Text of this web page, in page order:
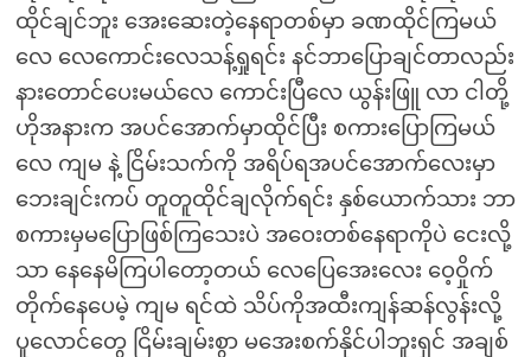
ထိုင်ချင်ဘူး အေးဆေးတဲ့နေရာတစ်မှာ ခဏထိုင်ကြမယ်
လေ လေကောင်းလေသန့်ရှုရင်း နင်ဘာပြောချင်တာလည်း
နားတောင်ပေးမယ်လေ ကောင်းပြီလေ ယွန်းဖြူ လာ ငါတို့
ဟိုအနားက အပင်အောက်မှာထိုင်ပြီး စကားပြောကြမယ်
လေ ကျမ နဲ့ ငြိမ်းသက်ကို အရိပ်ရအပင်အောက်လေးမှာ
ဘေးချင်းကပ် တူတူထိုင်ချလိုက်ရင်း နှစ်ယောက်သား ဘာ
စကားမှမပြောဖြစ်ကြသေးပဲ အဝေးတစ်နေရာကိုပဲ ငေးလို့
သာ နေနေမိကြပါတော့တယ် လေပြေအေးလေး ဝေ့ဝှိုက်
တိုက်နေပေမဲ့ ကျမ ရင်ထဲ သိပ်ကိုအထီးကျန်ဆန်လွန်းလို့
ပူလောင်တွေ ငြိမ်းချမ်းစွာ မအေးစက်နိုင်ပါဘူးရှင် အချစ်